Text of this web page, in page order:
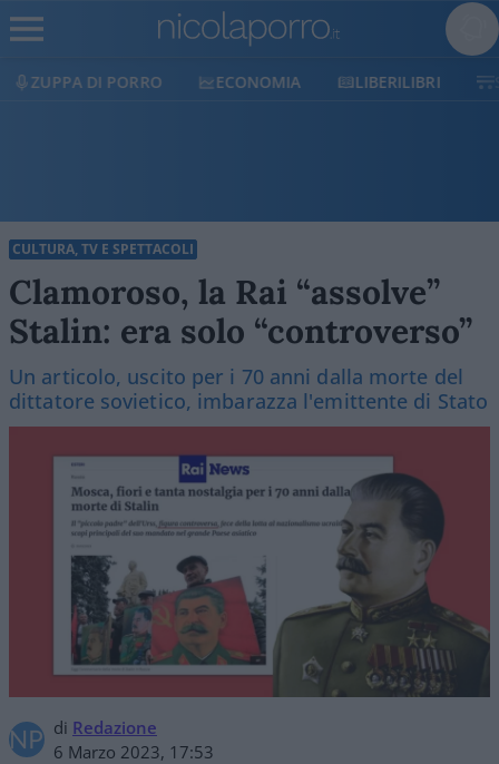
ZUPPA DI PORRO ECONOMIA LIBERILIBRI
CULTURA, TV E SPETTACOLI
Clamoroso, la Rai “assolve”
Stalin: era solo “controverso”
Un articolo, uscito per i 70 anni dalla morte del
dittatore sovietico, imbarazza l'emittente di Stato
di Redazione
6 Marzo 2023, 17:53